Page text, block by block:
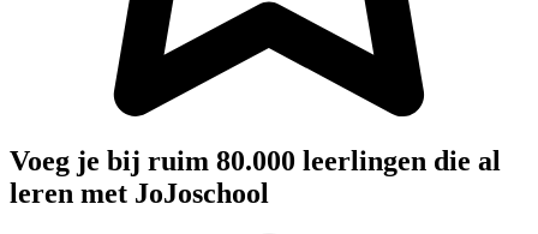
Voeg je bij ruim 80.000 leerlingen die al
leren met JoJoschool